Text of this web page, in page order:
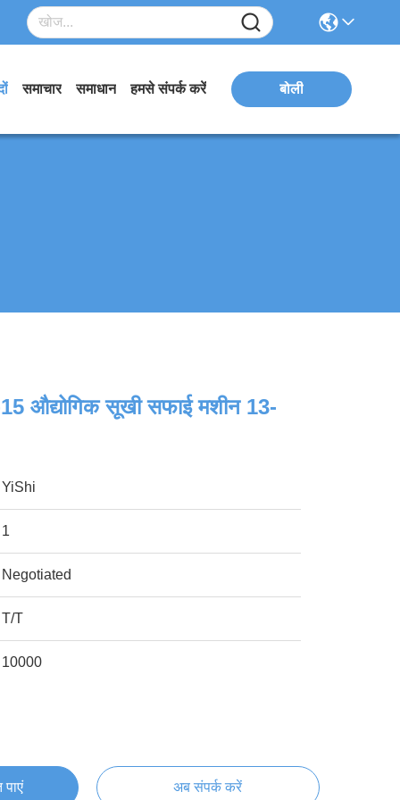
समाचार समाधान हमसे संपर्क करें बोली
औद्योगिक सूखी सफाई मशीन 13-
YiShi
1
Negotiated
T/T
10000
अब संपर्क करें